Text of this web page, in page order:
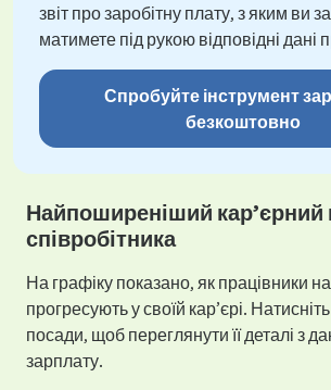
звіт про заробітну плату, з яким ви
матимете під рукою відповідні дані
Спробуйте інструмент
безкоштовно
Найпоширеніший
співробітника
На графіку показано, як працівники
прогресують у своїй кар’єрі.
посади, щоб переглянути її деталі з
зарплату.